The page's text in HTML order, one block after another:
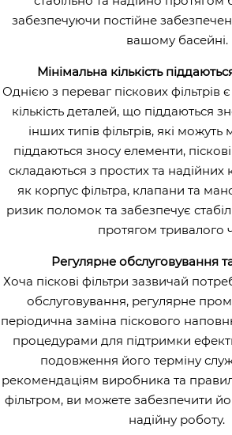
забезпечуючи постійне
вашому басейні.
Мінімальна кількість
Однією з переваг піскових фільтрів
кількість деталей, що піддаються
інших типів фільтрів, які
піддаються зносу елементи,
складаються з простих та надійних
як корпус фільтра, клапани та
ризик поломок та забезпечує
протягом тривалого
Регулярне обслуговування
Хоча піскові фільтри зазвичай
обслуговування, регулярне
періодична заміна піскового
процедурами для підтримки
подовження його терміну
рекомендаціям виробника та
фільтром, ви можете забезпечити
надійну роботу.